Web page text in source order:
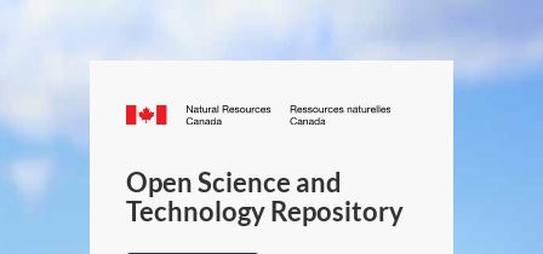
Canada.ca
/
Canada
Open Science and
Technology Repository